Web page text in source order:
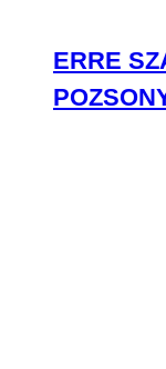
ERRE